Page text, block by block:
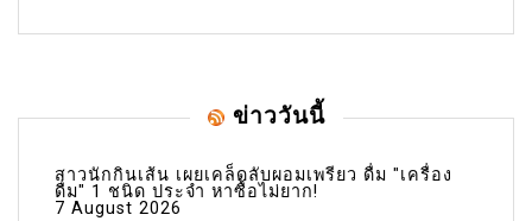
ข่าววันนี้
สาวนักกินเส้น เผยเคล็ดลับผอมเพรียว ดื่ม "เครื่อง
ดื่ม" 1 ชนิด ประจำ หาซื้อไม่ยาก!
7 August 2026